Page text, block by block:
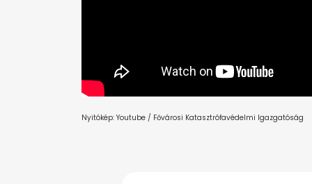
Nyitókép: Youtube / Fővárosi Katasztrófavédelmi Igazgatóság